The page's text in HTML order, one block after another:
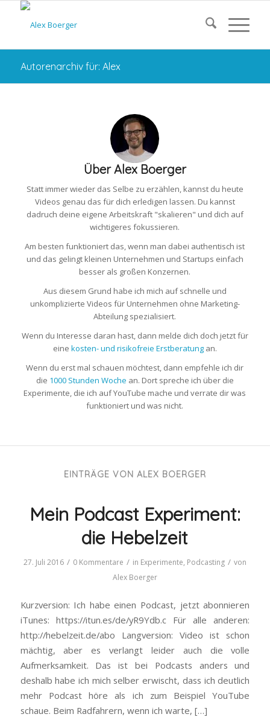
Autorenarchiv für: Alex
ÜberAlex Boerger
Statt immer wieder das Selbe zu erzählen, kannst du heute
Videos genau das für dich erledigen lassen. Du kannst
dadruch deine eigene Arbeitskraft "skalieren" und dich auf
wichtigeres fokussieren.
Am besten funktioniert das, wenn man dabei authentisch ist
und das gelingt kleinen Unternehmen und Startups einfach
besser als großen Konzernen.
Aus diesem Grund habe ich mich auf schnelle und
unkomplizierte Videos für Unternehmen ohne Marketing-
Abteilung spezialisiert.
Wenn du Interesse daran hast, dann melde dich doch jetzt für
eine kosten- und risikofreie Erstberatungan.
Wenn du erst mal schauen möchtest, dann empfehle ich dir
die 1000 Stunden Woche an. Dort spreche ich über die
Experimente, die ich auf YouTube mache und verrate dir was
funktioniert und was nicht.
EINTRÄGE VON ALEX BOERGER
Mein Podcast Experiment:
die Hebelzeit
27. Juli 2016 / 0 Kommentare / in Experimente, Podcasting / von
Alex Boerger
Kurzversion: Ich habe einen Podcast, jetzt abonnieren
iTunes: https://itun.es/de/yR9Ydb.c Für alle anderen:
http://hebelzeit.de/abo Langversion: Video ist schon
mächtig, aber es verlangt leider auch die volle
Aufmerksamkeit. Das ist bei Podcasts anders und
deshalb habe ich mich selber erwischt, dass ich deutlich
mehr Podcast höre als ich zum Beispiel YouTube
schaue. Beim Radfahrern, wenn ich warte, […]